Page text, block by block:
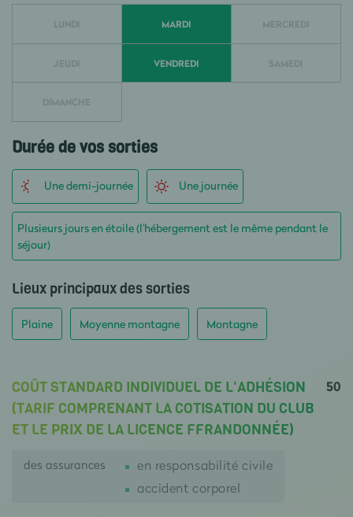
LUNDI MARDI MERCREDI
JEUDI VENDREDI SAMEDI
DIMANCHE
Durée de vos sorties
Une demi-journée Une journée
Plusieurs jours en étoile (l'hébergement est le même pendant le
séjour)
Lieux principaux des sorties
Plaine Moyenne montagne Montagne
COÛT STANDARD INDIVIDUEL DE L'ADHÉSION
(TARIF COMPRENANT LA COTISATION DU CLUB
ET LE PRIX DE LA LICENCE FFRANDONNÉE)
50
des assurances
en responsabilité civile
accident corporel